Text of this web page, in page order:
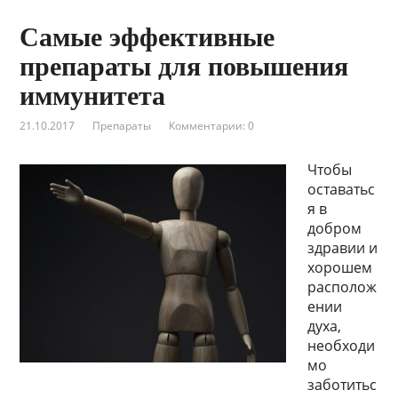
Самые эффективные
препараты для повышения
иммунитета
21.10.2017 Препараты Комментарии: 0
Чтобы
оставатьс
я в
добром
здравии и
хорошем
располож
ении
духа,
необходи
мо
заботитьс